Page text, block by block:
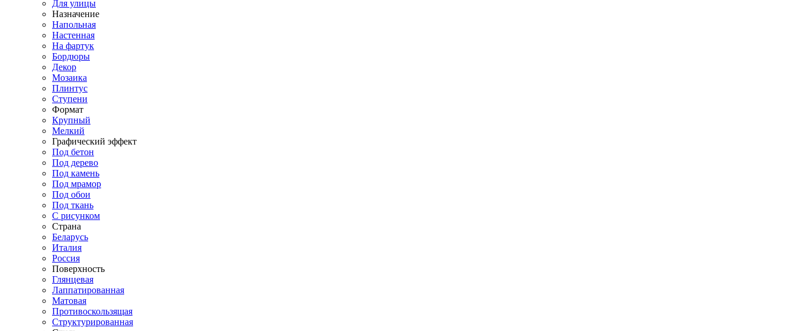
Для улицы
Назначение
Напольная
Настенная
На фартук
Бордюры
Декор
Мозаика
Плинтус
Ступени
Формат
Крупный
Мелкий
Графический эффект
Под бетон
Под дерево
Под камень
Под мрамор
Под обои
Под ткань
С рисунком
Страна
Беларусь
Италия
Россия
Поверхность
Глянцевая
Лаппатированная
Матовая
Противоскользящая
Структурированная